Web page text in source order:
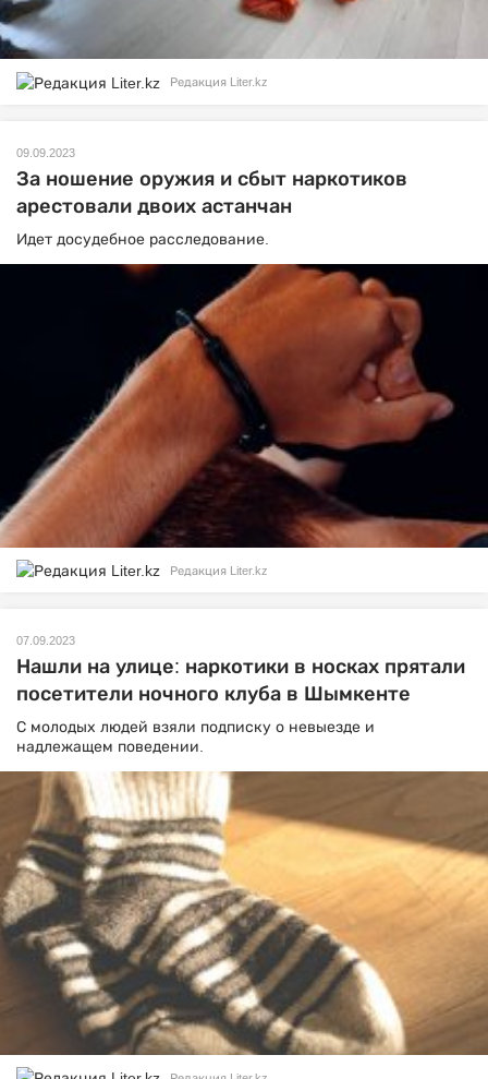
Редакция Liter.kz
09.09.2023
За ношение оружия и сбыт наркотиков
арестовали двоих астанчан
Идет досудебное расследование.
Редакция Liter.kz
07.09.2023
Нашли на улице: наркотики в носках прятали
посетители ночного клуба в Шымкенте
С молодых людей взяли подписку о невыезде и
надлежащем поведении.